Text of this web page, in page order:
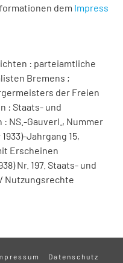
dem Impress
: parteiamtliche
Bremens ;
der Freien
: Staats- und
NS.-Gauverl., Nummer
Jahrgang 15,
Erscheinen
Nr. 197. Staats- und
Nutzungsrechte
Datenschutz